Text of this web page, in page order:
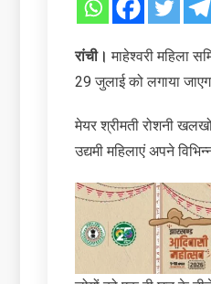
रांची। माहेश्वरी महिला
29 जुलाई को लगाया
मेयर श्रीमती रोशनी
उद्यमी महिलाएं अपने